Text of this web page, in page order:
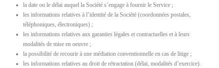
la date ou le délai auquel la Société s’engage à fournir le Service ;
les informations relatives à l’identité de la Société (coordonnées postales,
téléphoniques, électroniques) ;
les informations relatives aux garanties légales et contractuelles et à leurs
modalités de mise en oeuvre ;
la possibilité de recourir à une médiation conventionnelle en cas de litige ;
les informations relatives au droit de rétractation (délai, modalités d’exercice).